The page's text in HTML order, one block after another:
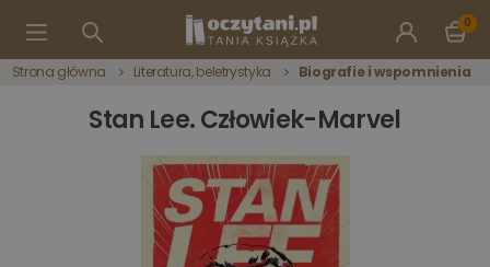
0
Strona główna Literatura, beletrystyka Biografie i wspomnienia
Stan Lee. Człowiek-Marvel